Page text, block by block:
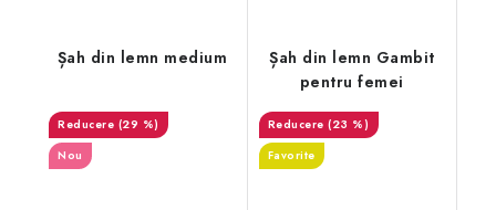
Șah din lemn medium
(29 %)
Nou
Șah din lemn Gambit
pentru femei
(23 %)
Favorite